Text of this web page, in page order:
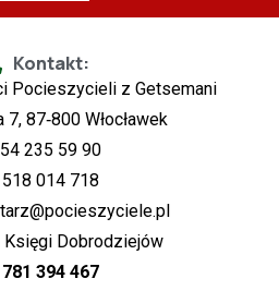
Kontakt:
Pocieszycieli z Getsemani
87‑800 Włocławek
235 59 90
014 718
Księgi Dobrodziejów
781 394 467